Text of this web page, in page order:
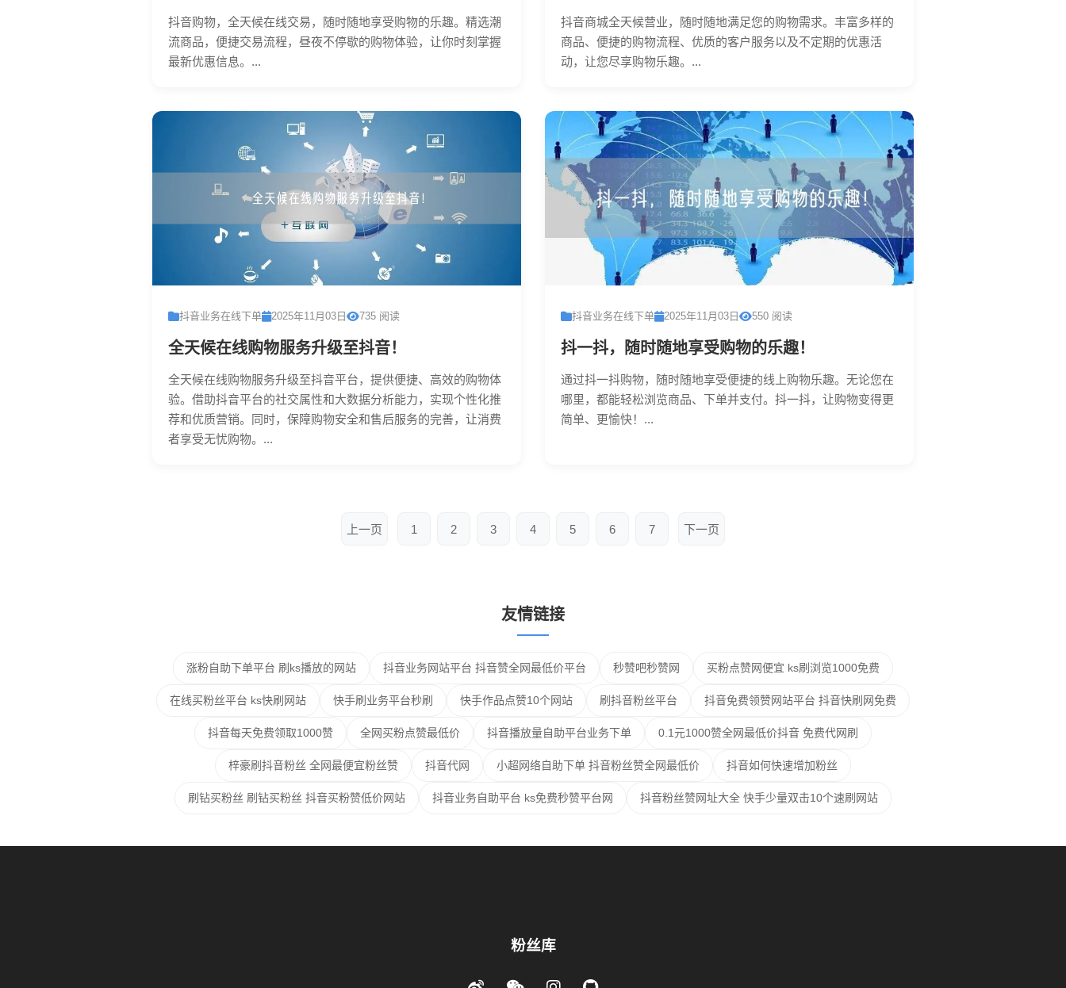
抖音购物，全天候在线交易，随时随地享受购物的乐趣。精选潮
流商品，便捷交易流程，昼夜不停歇的购物体验，让你时刻掌握
最新优惠信息。...
抖音商城全天候营业，随时随地满足您的购物需求。丰富多样的
商品、便捷的购物流程、优质的客户服务以及不定期的优惠活
动，让您尽享购物乐趣。...
抖音业务在线下单 2025年11月03日 735 阅读
全天候在线购物服务升级至抖音！
全天候在线购物服务升级至抖音平台，提供便捷、高效的购物体
验。借助抖音平台的社交属性和大数据分析能力，实现个性化推
荐和优质营销。同时，保障购物安全和售后服务的完善，让消费
者享受无忧购物。...
抖音业务在线下单 2025年11月03日 550 阅读
抖一抖，随时随地享受购物的乐趣！
通过抖一抖购物，随时随地享受便捷的线上购物乐趣。无论您在
哪里，都能轻松浏览商品、下单并支付。抖一抖，让购物变得更
简单、更愉快！...
上一页 1 2 3 4 5 6 7 下一页
友情链接
涨粉自助下单平台 刷ks播放的网站 抖音业务网站平台 抖音赞全网最低价平台 秒赞吧秒赞网 买粉点赞网便宜 ks刷浏览1000免费
在线买粉丝平台 ks快刷网站 快手刷业务平台秒刷 快手作品点赞10个网站 刷抖音粉丝平台 抖音免费领赞网站平台 抖音快刷网免费
抖音每天免费领取1000赞 全网买粉点赞最低价 抖音播放量自助平台业务下单 0.1元1000赞全网最低价抖音 免费代网刷
梓豪刷抖音粉丝 全网最便宜粉丝赞 抖音代网 小超网络自助下单 抖音粉丝赞全网最低价 抖音如何快速增加粉丝
刷钻买粉丝 刷钻买粉丝 抖音买粉赞低价网站 抖音业务自助平台 ks免费秒赞平台网 抖音粉丝赞网址大全 快手少量双击10个速刷网站
粉丝库